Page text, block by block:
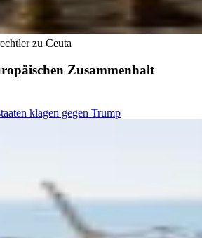
zu Ceuta
Zusammenhalt
klagen gegen Trump